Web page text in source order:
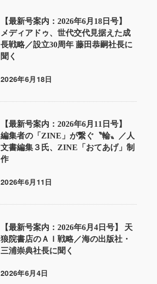
【最新号案内：2026年6月18日号】
メディアドゥ、世代交代見据えた成
長戦略／設立30周年 藤田恭嗣社長に
聞く
投稿日
2026年6月18日
【最新号案内：2026年6月11日号】
編集者の「ZINE」が繋ぐ〝輪〟／人
文書編集３氏、ZINE「おてあげ」制
作
投稿日
2026年6月11日
【最新号案内：2026年6月4日号】 天
狼院書店のＡＩ戦略／海の出版社・
三浦崇典社長に聞く
投稿日
2026年6月4日